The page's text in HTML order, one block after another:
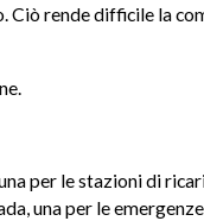
Ciò rende difficile la
per le stazioni di
una per le